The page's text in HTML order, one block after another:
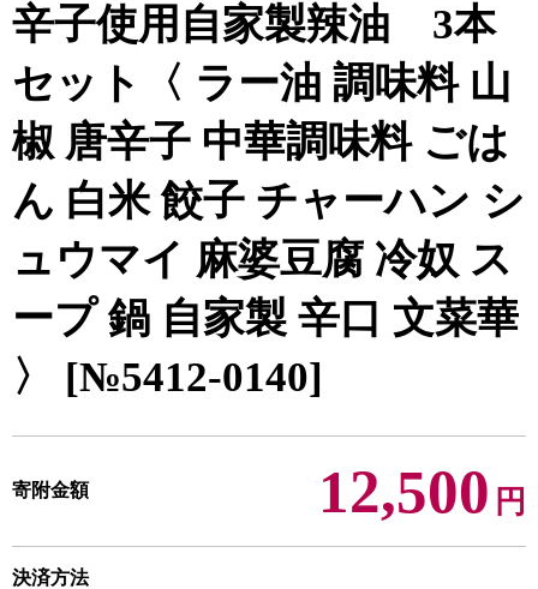
辛子使用自家製辣油 3本
セット〈 ラー油 調味料 山
椒 唐辛子 中華調味料 ごは
ん 白米 餃子 チャーハン シ
ュウマイ 麻婆豆腐 冷奴 ス
ープ 鍋 自家製 辛口 文菜華
〉 [№5412-0140]
寄附金額 12,500 円
決済方法